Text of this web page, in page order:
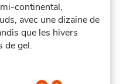
continental,
avec une dizaine de
que les hivers
de gel.